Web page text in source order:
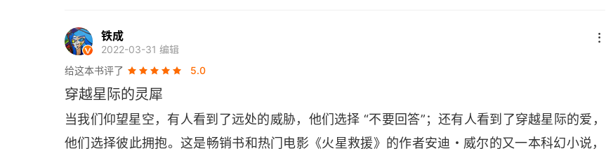
第二十一章
第二十二章
第二十三章
铁成
2022-03-31 编辑
给这本书评了
5.0
穿越星际的灵犀
当我们仰望星空，有人看到了远处的威胁，他们选择 “不要回答”；还有人看到了穿越星际的爱，
他们选择彼此拥抱。这是畅销书和热门电影《火星救援》的作者安迪・威尔的又一本科幻小说，